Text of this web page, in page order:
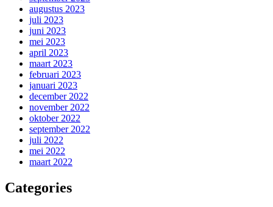
augustus 2023
juli 2023
juni 2023
mei 2023
april 2023
maart 2023
februari 2023
januari 2023
december 2022
november 2022
oktober 2022
september 2022
juli 2022
mei 2022
maart 2022
Categories